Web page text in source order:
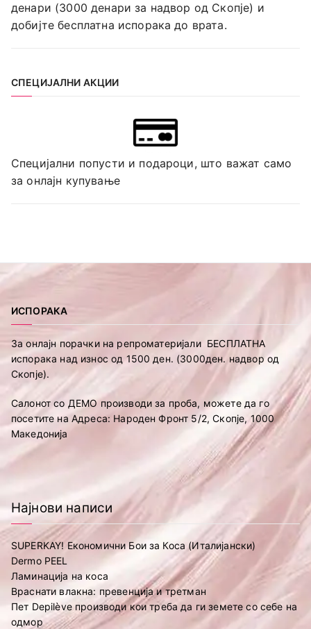
денари (3000 денари за надвор од Скопје) и
добијте бесплатна испорака до врата.
СПЕЦИЈАЛНИ АКЦИИ
Специјални попусти и подароци, што важат само
за онлајн купување
ИСПОРАКА
За онлајн порачки на репроматеријали БЕСПЛАТНА
испорака над износ од 1500 ден. (3000ден. надвор од
Скопје).
Салонот со ДЕМО производи за проба, можете да го
посетите на Адреса: Народен Фронт 5/2, Скопје, 1000
Македонија
Најнови написи
SUPERKAY! Економични Бои за Коса (Италијански)
Dermo PEEL
Ламинација на коса
Враснати влакна: превенција и третман
Пет Depilève производи кои треба да ги земете со себе на
одмор